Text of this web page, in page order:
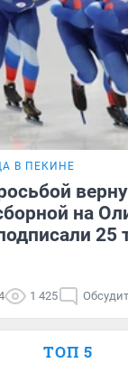
В ПЕКИНЕ
на
25
1 425
ТОП 5